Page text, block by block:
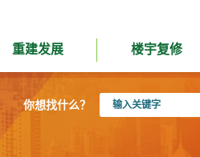
重建发展 楼宇复修
你想找什么？
入